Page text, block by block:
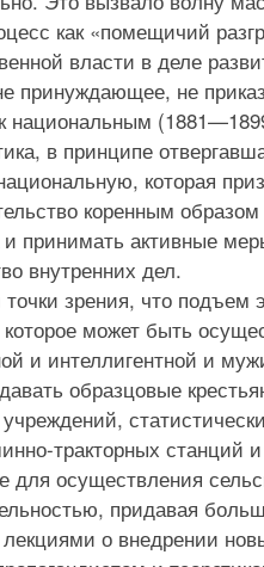
как «помещичий
власти в деле
принуждающее, не
в принципе
которая
коренным
и принимать активные
внутренних дел.
зрения, что подъем
которое может быть
и интеллигентной и
образцовые
тракторных
осуществления
придавая
о внедрении